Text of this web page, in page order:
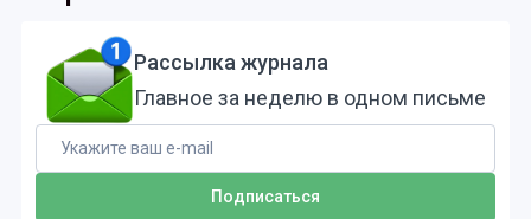
Рассылка журнала
Главное за неделю в одном письме